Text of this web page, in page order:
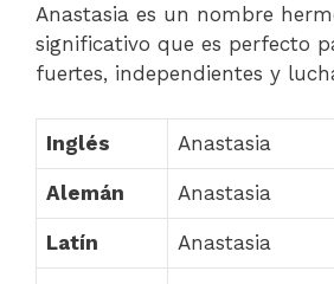
Anastasia es un nombre
significativo que es perfecto
fuertes, independientes y
Inglés Anastasia
Alemán Anastasia
Latín Anastasia